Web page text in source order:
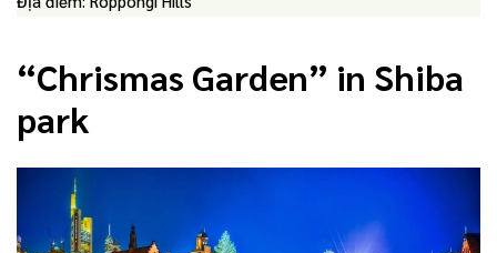
“Chrismas Garden” in Shiba
park